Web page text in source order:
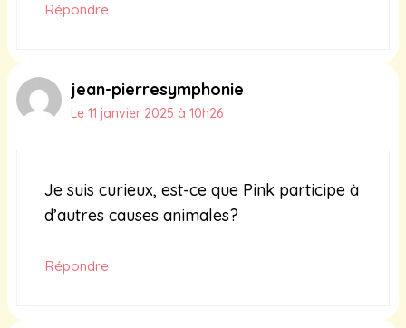
Répondre
jean-pierresymphonie
Le 11 janvier 2025 à 10h26
Je suis curieux, est-ce que Pink participe à
d’autres causes animales?
Répondre